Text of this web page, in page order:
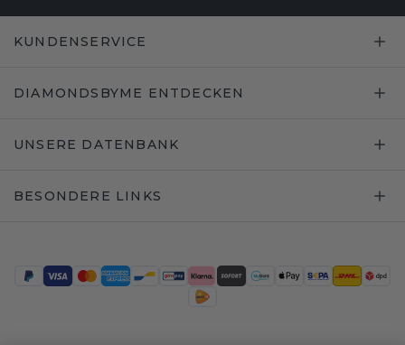
KUNDENSERVICE
DIAMONDSBYME ENTDECKEN
UNSERE DATENBANK
BESONDERE LINKS